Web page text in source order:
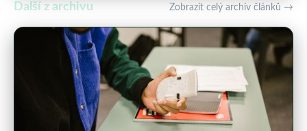
Další z archivu Zobrazit celý archiv článků →